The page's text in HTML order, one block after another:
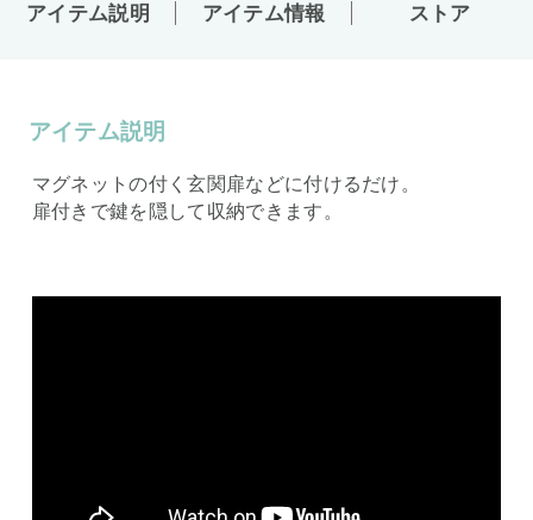
アイテム説明 アイテム情報 ストア
アイテム説明
マグネットの付く玄関扉などに付けるだけ。
扉付きで鍵を隠して収納できます。